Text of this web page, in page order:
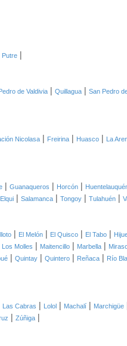
Putre |
de Valdivia | Quillagua | San Pedro
Nicolasa | Freirina | Huasco | La
| Guanaqueros | Horcón |
| Salamanca | Tongoy | Tulahuén |
| El Melón | El Quisco | El Tabo |
Los Molles | Maitencillo | Marbella |
| Quintay | Quintero | Reñaca | Río
Las Cabras | Lolol | Machalí | Marchigüe
| Zúñiga |